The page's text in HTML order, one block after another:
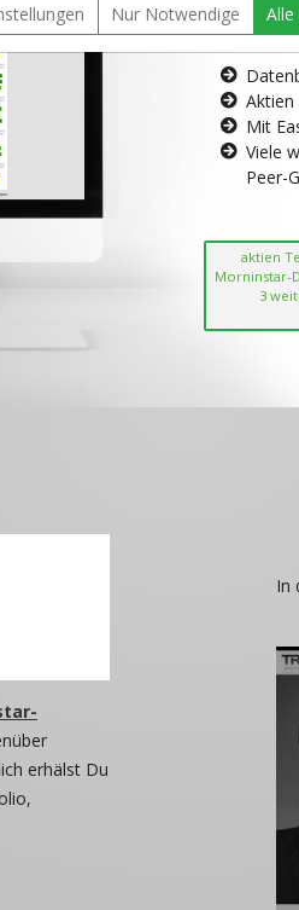
Die
Aktien
Mit
Viele
Peer-
aktien
Morninstar-
3
erhälst Du
In
Nur Notwendige